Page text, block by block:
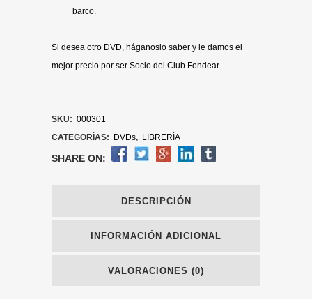
barco.
Si desea otro DVD, háganoslo saber y le damos el
mejor precio por ser Socio del Club Fondear
SKU: 000301
CATEGORÍAS:
DVDs, LIBRERÍA
SHARE ON:
DESCRIPCIÓN
INFORMACIÓN ADICIONAL
VALORACIONES (0)